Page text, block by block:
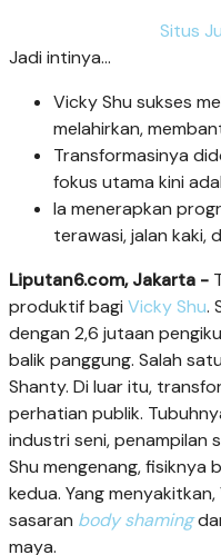
Situs
Jadi intinya...
Vicky Shu sukses
melahirkan,
Transformasinya
fokus utama kini
Ia menerapkan
terawasi, jalan kaki,
Liputan6.com, Jakarta -
produktif bagi Vicky Shu.
dengan 2,6 jutaan
balik panggung. Salah
Shanty. Di luar itu,
perhatian publik.
industri seni, penampilan
Shu mengenang, fisiknya
kedua. Yang
sasaran body shaming
maya.